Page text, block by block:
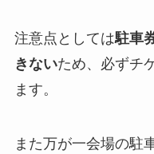
注意点としては駐車
きないため、必ずチ
ます。
また万が一会場の駐